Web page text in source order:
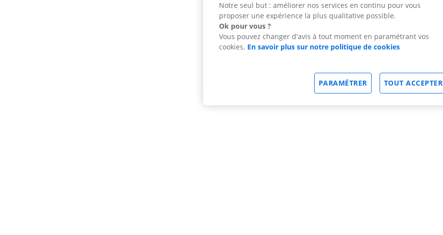
Notre seul but : améliorer nos services en continu pour vous
proposer une expérience la plus qualitative possible.
Ok pour vous ?
Vous pouvez changer d'avis à tout moment en paramétrant vos
cookies. En savoir plus sur notre politique de cookies
TOUT ACCEPTER
PARAMÉTRER